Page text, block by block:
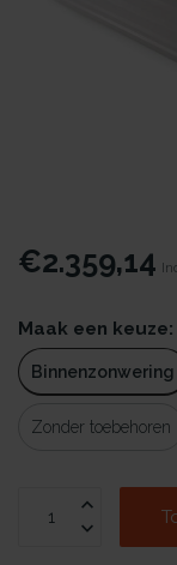
€2.359,14
Maak een keuze:
Binnenzonwering
Zonder toebehoren